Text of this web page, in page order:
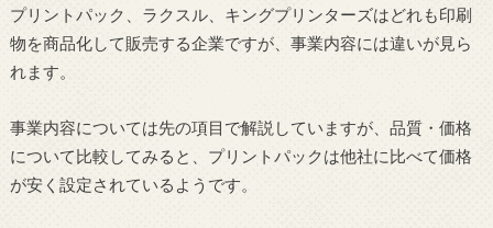
プリントパック、ラクスル、キングプリンターズはどれも印刷
物を商品化して販売する企業ですが、事業内容には違いが見ら
れます。
事業内容については先の項目で解説していますが、品質・価格
について比較してみると、プリントパックは他社に比べて価格
が安く設定されているようです。